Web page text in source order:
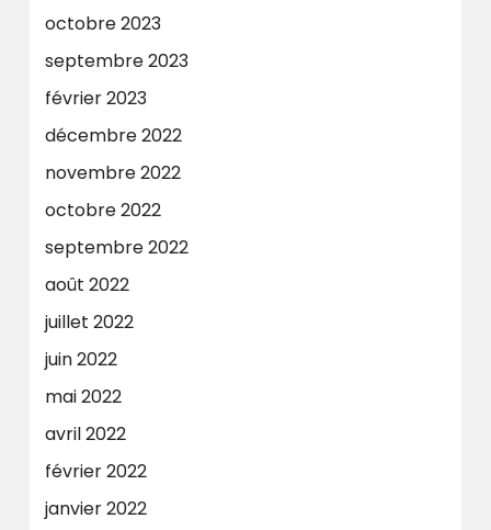
octobre 2023
septembre 2023
février 2023
décembre 2022
novembre 2022
octobre 2022
septembre 2022
août 2022
juillet 2022
juin 2022
mai 2022
avril 2022
février 2022
janvier 2022